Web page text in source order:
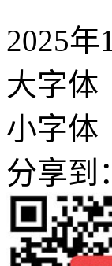
2025
大字体
小字体
分享到：